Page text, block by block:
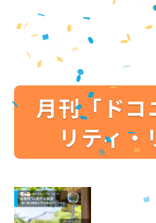
月刊「ドコ
リティ・